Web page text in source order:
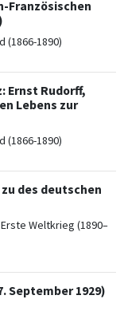
Französischen
(1866-1890)
Ernst Rudorff,
Lebens zur
(1866-1890)
des deutschen
Weltkrieg (1890–
September 1929)